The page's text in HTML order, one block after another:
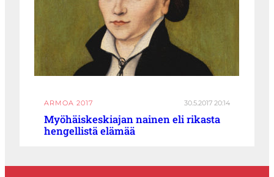
ARMOA 2017 30.5.2017 20:14
Myöhäiskeskiajan nainen eli rikasta
hengellistä elämää